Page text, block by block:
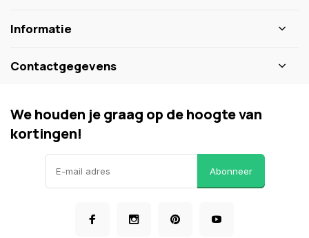
Informatie
Contactgegevens
We houden je graag op de hoogte van
kortingen!
Abonneer